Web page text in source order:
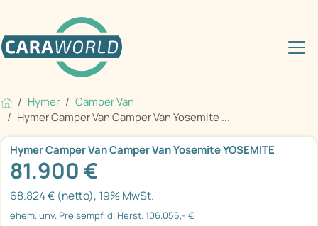
Hymer
Camper Van
Hymer Camper Van Camper Van Yosemite ...
Hymer Camper Van Camper Van Yosemite YOSEMITE
81.900 €
68.824 € (netto), 19% MwSt.
ehem. unv. Preisempf. d. Herst. 106.055,- €